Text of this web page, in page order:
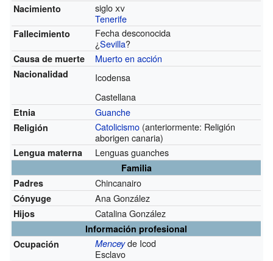
Nacimiento sigloxv
Tenerife
Fallecimiento
Fecha desconocida
¿Sevilla?
Causa de muerte Muerto en acción
Nacionalidad
Icodensa
Castellana
Etnia Guanche
Religión Catolicismo (anteriormente: Religión
aborigen canaria)
Lengua materna Lenguas guanches
Familia
Padres
Chincanairo
Cónyuge Ana González
Hijos Catalina González
Información profesional
Ocupación
Menceyde Icod
Esclavo